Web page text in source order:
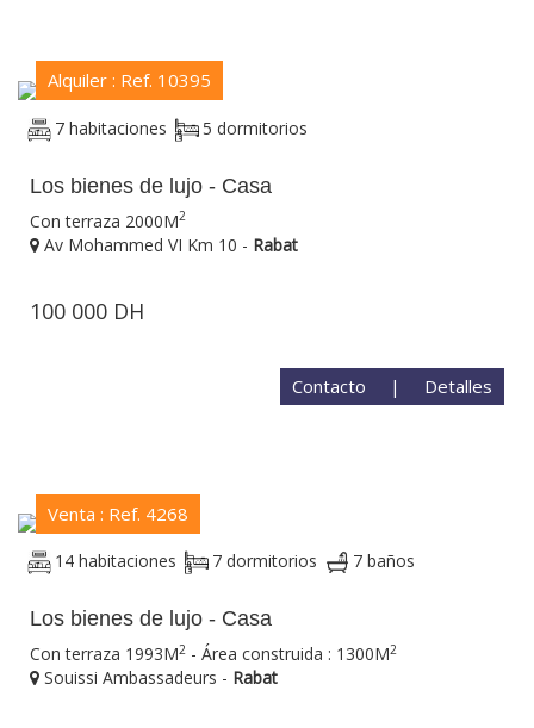
Alquiler : Ref. 10395
7 habitaciones 5 dormitorios
Los bienes de lujo - Casa
Con terraza 2000M2
Av Mohammed VI Km 10 - Rabat
100 000 DH
Detalles
|
Contacto
Venta : Ref. 4268
14 habitaciones 7 dormitorios 7 baños
Los bienes de lujo - Casa
Con terraza 1993M2 - Área construida : 1300M2
Souissi Ambassadeurs - Rabat